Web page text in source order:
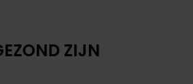
ZIJN